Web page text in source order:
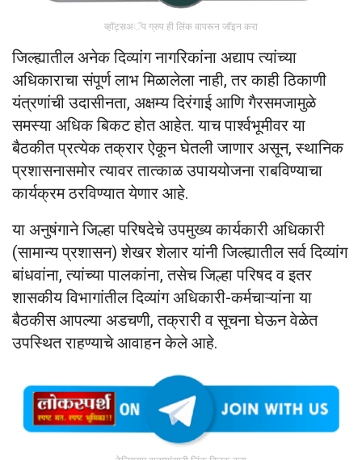
व्हॉट्सअॅप ग्रुप ही लिंक वापरून जॉइन करा
जिल्ह्यातील अनेक दिव्यांग नागरिकांना अद्याप त्यांच्या
अधिकाराचा संपूर्ण लाभ मिळालेला नाही, तर काही ठिकाणी
यंत्रणांची उदासीनता, अक्षम्य दिरंगाई आणि गैरसमजामुळे
समस्या अधिक बिकट होत आहेत. याच पार्श्वभूमीवर या
बैठकीत प्रत्येक तक्रार ऐकून घेतली जाणार असून, स्थानिक
प्रशासनासमोर त्यावर तात्काळ उपाययोजना राबविण्याचा
कार्यक्रम ठरविण्यात येणार आहे.
या अनुषंगाने जिल्हा परिषदेचे उपमुख्य कार्यकारी अधिकारी
(सामान्य प्रशासन) शेखर शेलार यांनी जिल्ह्यातील सर्व दिव्यांग
बांधवांना, त्यांच्या पालकांना, तसेच जिल्हा परिषद व इतर
शासकीय विभागांतील दिव्यांग अधिकारी-कर्मचाऱ्यांना या
बैठकीस आपल्या अडचणी, तक्रारी व सूचना घेऊन वेळेत
उपस्थित राहण्याचे आवाहन केले आहे.